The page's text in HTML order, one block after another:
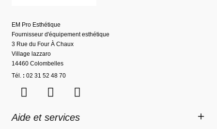
EM Pro Esthétique
Fournisseur d'équipement esthétique
3 Rue du Four À Chaux
Village lazzaro
14460 Colombelles
Tél. : 02 31 52 48 70
Aide et services